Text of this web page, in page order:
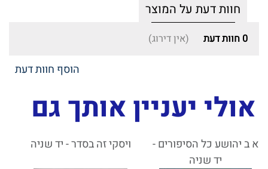
חוות דעת על המוצר
0 חוות דעת (אין דירוג)
הוסף חוות דעת
אולי יעניין אותך גם
א ב יהושע כל הסיפורים -
יד שניה
ויסקי זה בסדר - יד שניה